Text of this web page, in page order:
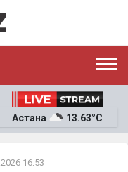
Астана 13.63°C
16:53